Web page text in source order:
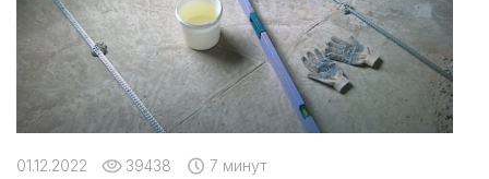
01.12.2022 39438 7 минут